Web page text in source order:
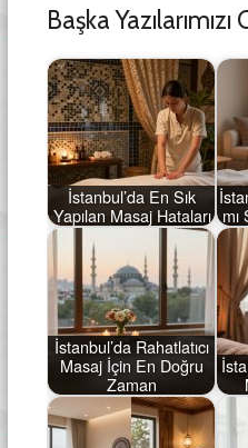
Başka
İstanbul’da En Sık
Yapılan Masaj Hataları
İstanbul’da Rahatlatıcı
Masaj İçin En Doğru
Zaman